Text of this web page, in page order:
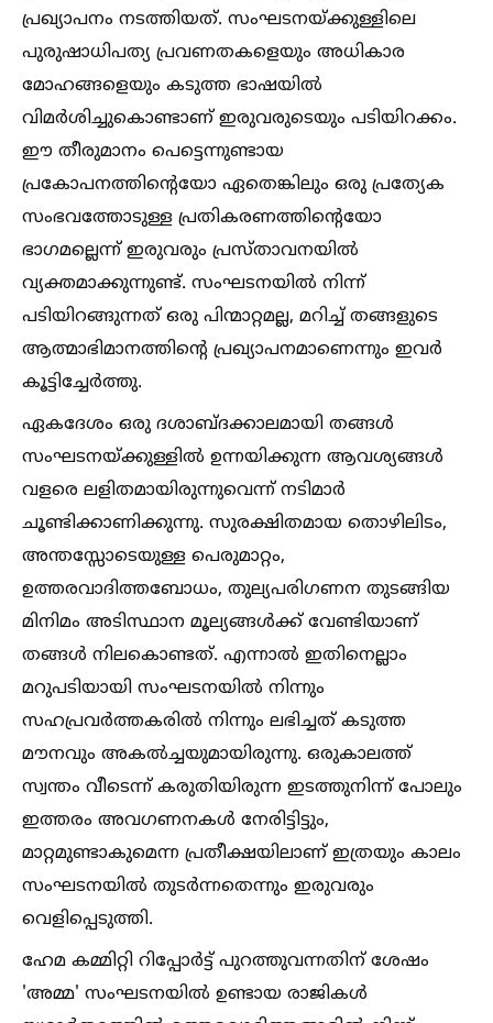
പ്രഖ്യാപനം നടത്തിയത്. സംഘടനയ്ക്കുള്ളിലെ
പുരുഷാധിപത്യ പ്രവണതകളെയും അധികാര
മോഹങ്ങളെയും കടുത്ത ഭാഷയില്‍
വിമര്‍ശിച്ചുകൊണ്ടാണ് ഇരുവരുടെയും പടിയിറക്കം.
ഈ തീരുമാനം പെട്ടെന്നുണ്ടായ
പ്രകോപനത്തിന്റെയോ ഏതെങ്കിലും ഒരു പ്രത്യേക
സംഭവത്തോടുള്ള പ്രതികരണത്തിന്റെയോ
ഭാഗമല്ലെന്ന് ഇരുവരും പ്രസ്താവനയില്‍
വ്യക്തമാക്കുന്നുണ്ട്. സംഘടനയില്‍ നിന്ന്
പടിയിറങ്ങുന്നത് ഒരു പിന്മാറ്റമല്ല, മറിച്ച്‌ തങ്ങളുടെ
ആത്മാഭിമാനത്തിന്റെ പ്രഖ്യാപനമാണെന്നും ഇവര്‍
കൂട്ടിച്ചേര്‍ത്തു.
ഏകദേശം ഒരു ദശാബ്ദക്കാലമായി തങ്ങള്‍
സംഘടനയ്ക്കുള്ളില്‍ ഉന്നയിക്കുന്ന ആവശ്യങ്ങള്‍
വളരെ ലളിതമായിരുന്നുവെന്ന് നടിമാര്‍
ചൂണ്ടിക്കാണിക്കുന്നു. സുരക്ഷിതമായ തൊഴിലിടം,
അന്തസ്സോടെയുള്ള പെരുമാറ്റം,
ഉത്തരവാദിത്തബോധം, തുല്യപരിഗണന തുടങ്ങിയ
മിനിമം അടിസ്ഥാന മൂല്യങ്ങള്‍ക്ക് വേണ്ടിയാണ്
തങ്ങള്‍ നിലകൊണ്ടത്. എന്നാല്‍ ഇതിനെല്ലാം
മറുപടിയായി സംഘടനയില്‍ നിന്നും
സഹപ്രവര്‍ത്തകരില്‍ നിന്നും ലഭിച്ചത് കടുത്ത
മൗനവും അകല്‍ച്ചയുമായിരുന്നു. ഒരുകാലത്ത്
സ്വന്തം വീടെന്ന് കരുതിയിരുന്ന ഇടത്തുനിന്ന് പോലും
ഇത്തരം അവഗണനകള്‍ നേരിട്ടിട്ടും,
മാറ്റമുണ്ടാകുമെന്ന പ്രതീക്ഷയിലാണ് ഇത്രയും കാലം
സംഘടനയില്‍ തുടര്‍ന്നതെന്നും ഇരുവരും
വെളിപ്പെടുത്തി.
ഹേമ കമ്മിറ്റി റിപ്പോര്‍ട്ട് പുറത്തുവന്നതിന് ശേഷം
'അമ്മ' സംഘടനയില്‍ ഉണ്ടായ രാജികള്‍